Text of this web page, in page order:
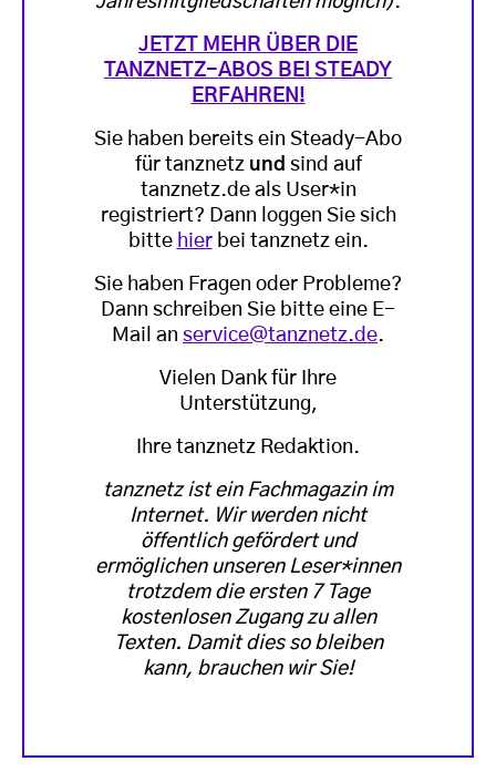
JETZT MEHR ÜBER DIE
TANZNETZ-ABOS BEI STEADY
ERFAHREN!
Sie haben bereits ein Steady-Abo
für tanznetz und sind auf
tanznetz.de als User*in
registriert? Dann loggen Sie sich
bitte hierbei tanznetz ein.
Sie haben Fragen oder Probleme?
Dann schreiben Sie bitte eine E-
Mail an service@tanznetz.de.
Vielen Dank für Ihre
Unterstützung,
Ihre tanznetz Redaktion.
tanznetz ist ein Fachmagazin im
Internet. Wir werden nicht
öffentlich gefördert und
ermöglichen unseren Leser*innen
trotzdem die ersten 7 Tage
kostenlosen Zugang zu allen
Texten. Damit dies so bleiben
kann, brauchen wir Sie!